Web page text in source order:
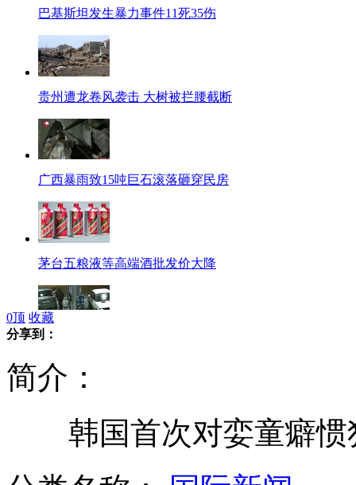
巴基斯坦发生暴力事件11死35伤
贵州遭龙卷风袭击 大树被拦腰截断
广西暴雨致15吨巨石滚落砸穿民房
茅台五粮液等高端酒批发价大降
波兰动物园大象准确预测欧冠决赛
0顶 收藏
分享到：
简介：
韩国首次对娈童癖惯